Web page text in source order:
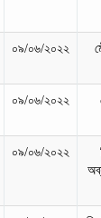
০৯/০৬/২০২২
০৯/০৬/২০২২
০৯/০৬/২০২২